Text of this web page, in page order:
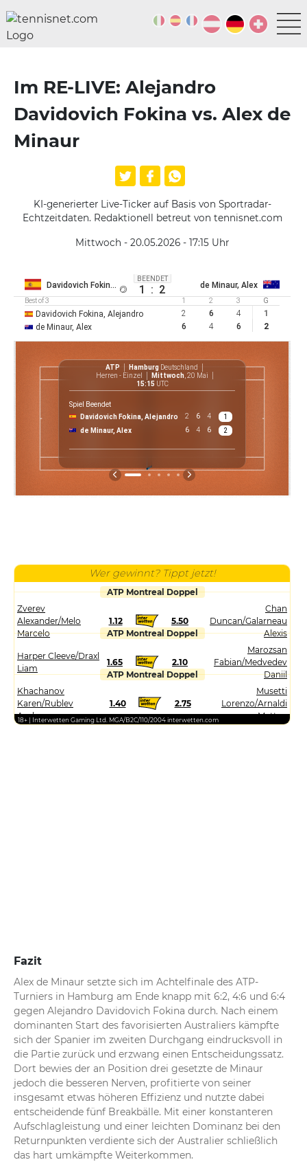
Im RE-LIVE: Alejandro
Davidovich Fokina vs. Alex de
Minaur
KI-generierter Live-Ticker auf Basis von Sportradar-
Echtzeitdaten. Redaktionell betreut von tennisnet.com
Mittwoch - 20.05.2026 - 17:15 Uhr
Davidovich Fokina, Alejandro
BEENDET
1 : 2 de Minaur, Alex
Best of 3 1 2 3 G
Davidovich Fokina, Alejandro 2 6 4
1
de Minaur, Alex
6 4 6 2
ATP Hamburg Deutschland
Herren - Einzel
Mittwoch, 20 Mai
15:15
UTC
Spiel Beendet
Davidovich Fokina, Alejandro
2 6 4
1
de Minaur, Alex
6 4 6 2
Wer gewinnt? Tippt jetzt!
ATP Montreal Doppel
Zverev
Alexander/Melo
Marcelo
1.12 5.50
Chan
Duncan/Galarneau
Alexis
ATP Montreal Doppel
Harper Cleeve/Draxl
Liam
1.65 2.10
Marozsan
Fabian/Medvedev
Daniil
ATP Montreal Doppel
Khachanov
Karen/Rublev
Andrey
1.40 2.75
Musetti
Lorenzo/Arnaldi
Matteo
18+ | Interwetten Gaming Ltd. MGA/B2C/110/2004 interwetten.com
Fazit
Alex de Minaur setzte sich im Achtelfinale des ATP-
Turniers in Hamburg am Ende knapp mit 6:2, 4:6 und 6:4
gegen Alejandro Davidovich Fokina durch. Nach einem
dominanten Start des favorisierten Australiers kämpfte
sich der Spanier im zweiten Durchgang eindrucksvoll in
die Partie zurück und erzwang einen Entscheidungssatz.
Dort bewies der an Position drei gesetzte de Minaur
jedoch die besseren Nerven, profitierte von seiner
insgesamt etwas höheren Effizienz und nutzte dabei
entscheidende fünf Breakbälle. Mit einer konstanteren
Aufschlagleistung und einer leichten Dominanz bei den
Returnpunkten verdiente sich der Australier schließlich
das hart umkämpfte Weiterkommen.